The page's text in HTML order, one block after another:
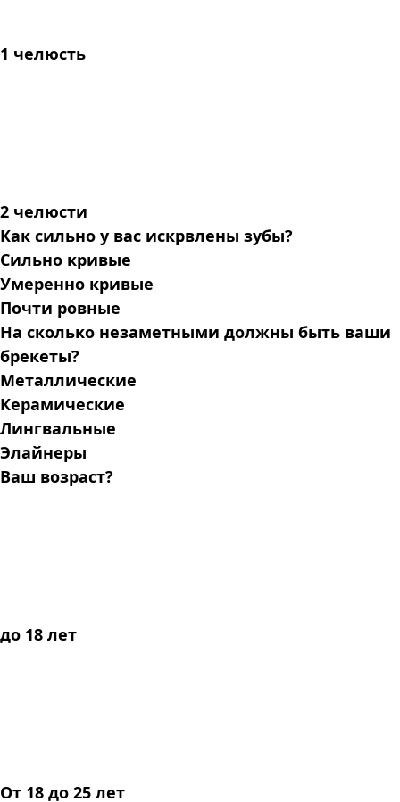
1 челюсть
2 челюсти
Как сильно у вас искрвлены зубы?
Сильно кривые
Умеренно кривые
Почти ровные
На сколько незаметными должны быть ваши
брекеты?
Металлические
Керамические
Лингвальные
Элайнеры
Ваш возраст?
до 18 лет
От 18 до 25 лет